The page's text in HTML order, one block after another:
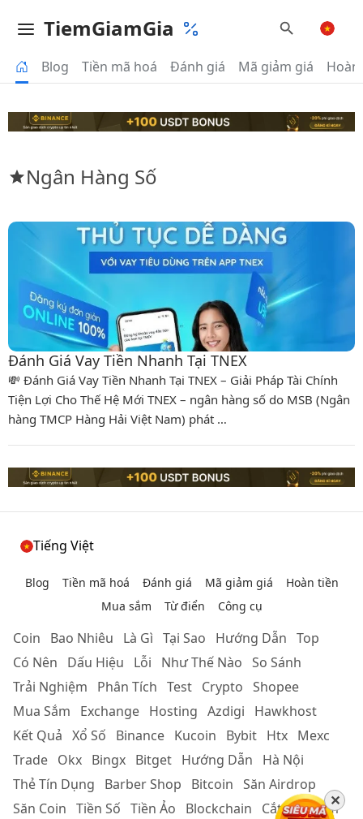
TiemGiamGia
Blog Tiền mã hoá Đánh giá Mã giảm giá
Ngân Hàng Số
Đánh Giá Vay Tiền Nhanh Tại TNEX
💸 Đánh Giá Vay Tiền Nhanh Tại TNEX – Giải Pháp Tài Chính
Tiện Lợi Cho Thế Hệ Mới TNEX – ngân hàng số do MSB (Ngân
hàng TMCP Hàng Hải Việt Nam) phát …
Tiếng Việt
Blog Tiền mã hoá Đánh giá Mã giảm giá
Hoàn tiền
Mua sắm
Từ điển Công cụ
Coin Bao Nhiêu Là Gì Tại Sao Hướng Dẫn Top
Có Nên
Dấu Hiệu Lỗi Như Thế Nào So Sánh
Trải Nghiệm
Phân Tích Test Crypto Shopee
Mua Sắm
Exchange Hosting Azdigi
Hawkhost
Kết Quả Xổ Số Binance Kucoin Bybit Htx Mexc
Trade Okx Bingx Bitget Hướng Dẫn
Hà Nội
Thẻ Tín Dụng
Barber Shop Bitcoin Săn Airdrop
Săn Coin Tiền Số Tiền Ảo Blockchain
Cắt Tóc Nam
✕